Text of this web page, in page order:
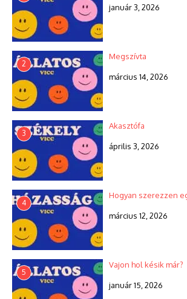
január 3, 2026
2
Megszívta
március 14, 2026
3
Akasztófa
április 3, 2026
4
Hogyan szerezzen
március 12, 2026
5
Vajon hol késik már?
január 15, 2026